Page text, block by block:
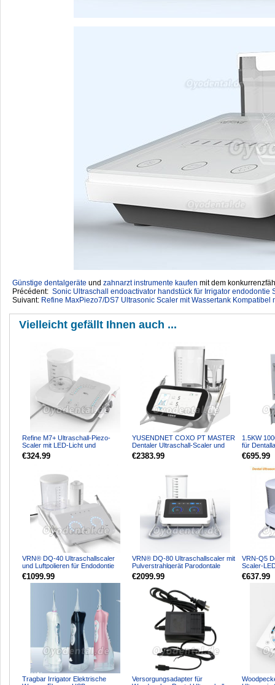
Günstige dentalgeräte ‎ und zahnarzt instrumente kaufen mit dem
Précédent: Sonic Ultraschall endoactivator handstück für Irrigator endodontie
Suivant: Refine MaxPiezo7/DS7 Ultrasonic Scaler mit Wassertank Kompatibel
Vielleicht gefällt Ihnen auch ...
Refine M7+ Ultraschall-Piezo-
Scaler mit LED-Licht und
Wasserflasche
€324.99
YUSENDNET COXO PT MASTER
Dentaler Ultraschall-Scaler und
Air-Polisher-Luftstromm...
€2383.99
1.5KW
für
€695.99
VRN® DQ-40 Ultraschallscaler
und Luftpolieren für Endodontie
Parodontale Skalier...
€1099.99
VRN® DQ-80 Ultraschallscaler mit
Pulverstrahlgerät Parodontale
Skalierung Wurzel...
€2099.99
VRN-Q5
Scaler-
€637.99
Tragbar Irrigator Elektrische
Versorgungsadapter für